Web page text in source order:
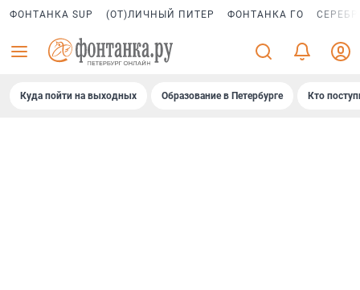
ФОНТАНКА SUP (ОТ)ЛИЧНЫЙ ПИТЕР ФОНТАНКА ГО
Куда пойти на выходных Образование в Петербурге Кто